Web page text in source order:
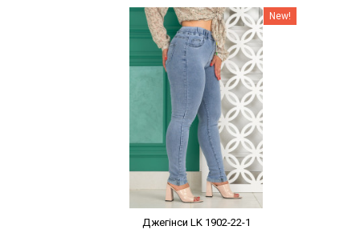
Наклейки Варіант з % New!
Джегінси LK 1902-22-1